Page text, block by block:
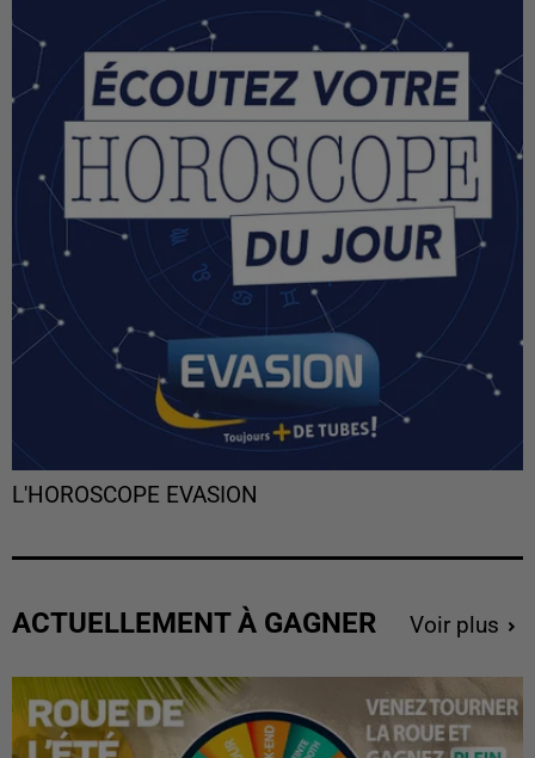
L'HOROSCOPE EVASION
ACTUELLEMENT À GAGNER Voir plus